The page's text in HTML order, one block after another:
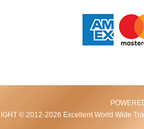
© 2012-2026 Excellent World Wide